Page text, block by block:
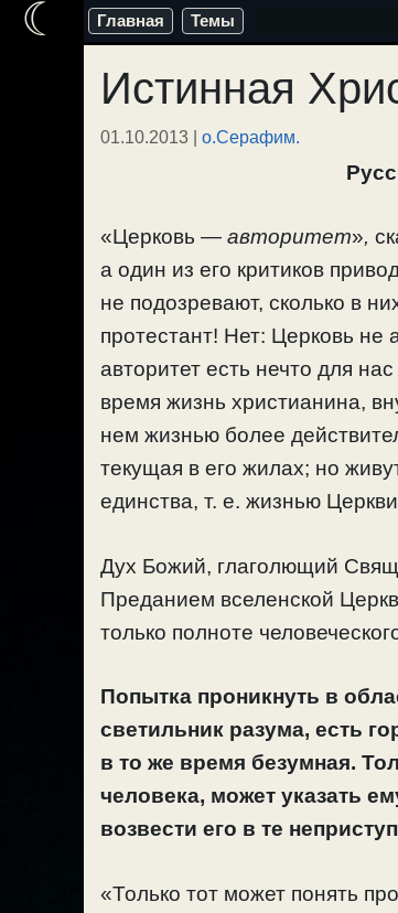
Перейти
содержимому
Главная Темы
Истинная
01.10.2013 | о.Серафим.
«Церковь — авторитет»,
а один из его критиков
не подозревают, сколько в
протестант! Нет: Церковь не
авторитет есть нечто для
время жизнь христианина,
нем жизнью более
текущая в его жилах; но
единства, т. е. жизнью
Дух Божий, глаголющий
Преданием вселенской
только полноте
Попытка проникнуть в
светильник разума, есть
в то же время безумная.
человека, может указать
возвести его в те
«Только тот может понять
☾